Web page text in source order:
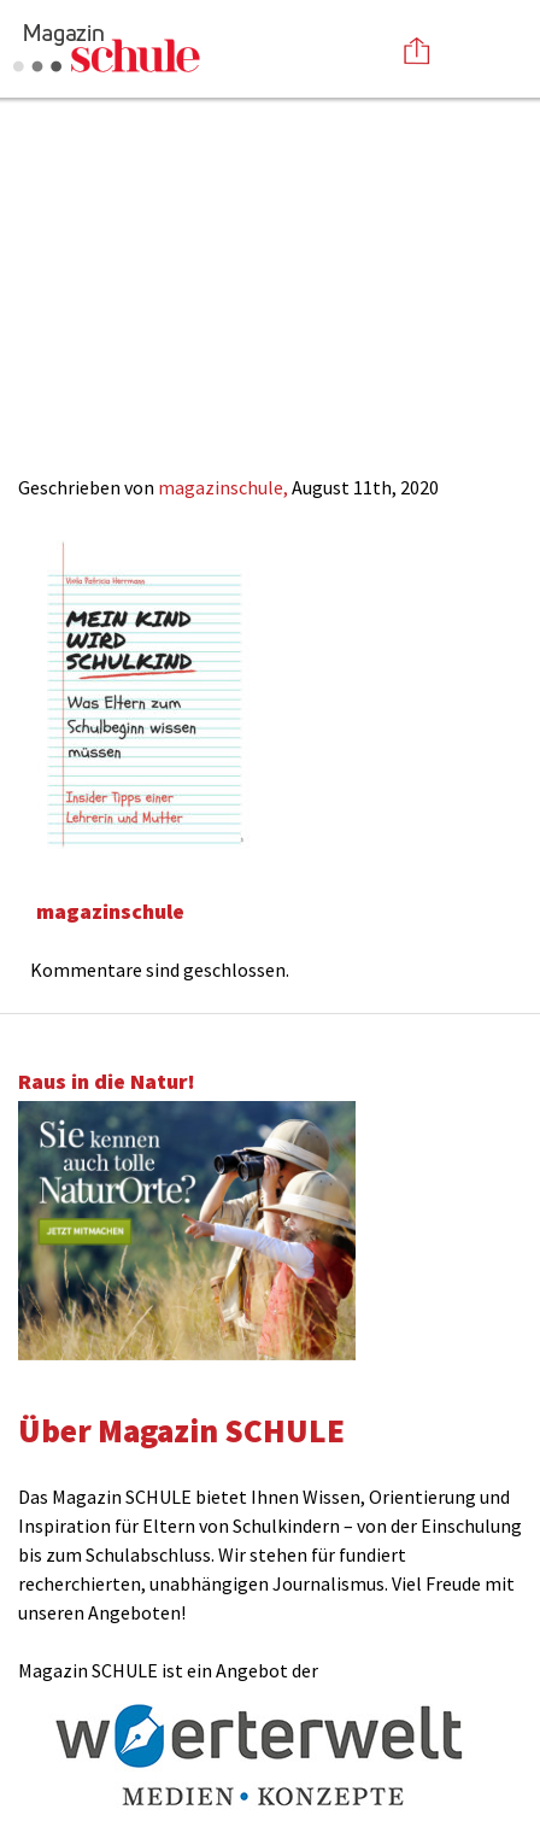
Geschrieben von magazinschule, August 11th, 2020
magazinschule
Kommentare sind geschlossen.
Raus in die Natur!
Über Magazin SCHULE
Das Magazin SCHULE bietet Ihnen Wissen, Orientierung und
Inspiration für Eltern von Schulkindern – von der Einschulung
bis zum Schulabschluss. Wir stehen für fundiert
recherchierten, unabhängigen Journalismus. Viel Freude mit
unseren Angeboten!
Magazin SCHULE ist ein Angebot der